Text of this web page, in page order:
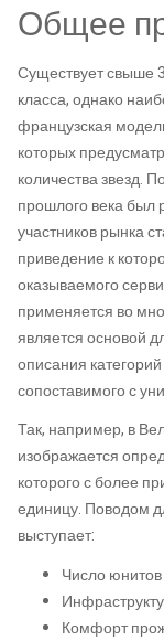
Общее
Существует свыше
класса, однако
французская
которых
количества звезд.
прошлого века был
участников рынка
приведение к
оказываемого
применяется во
является основой
описания
сопоставимого с
Так, например, в
изображается
которого с более
единицу. Поводом
выступает:
Число
Комфорт